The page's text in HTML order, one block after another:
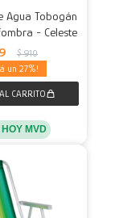
Agua Tobogán
- Celeste
$ 910
27
MVD